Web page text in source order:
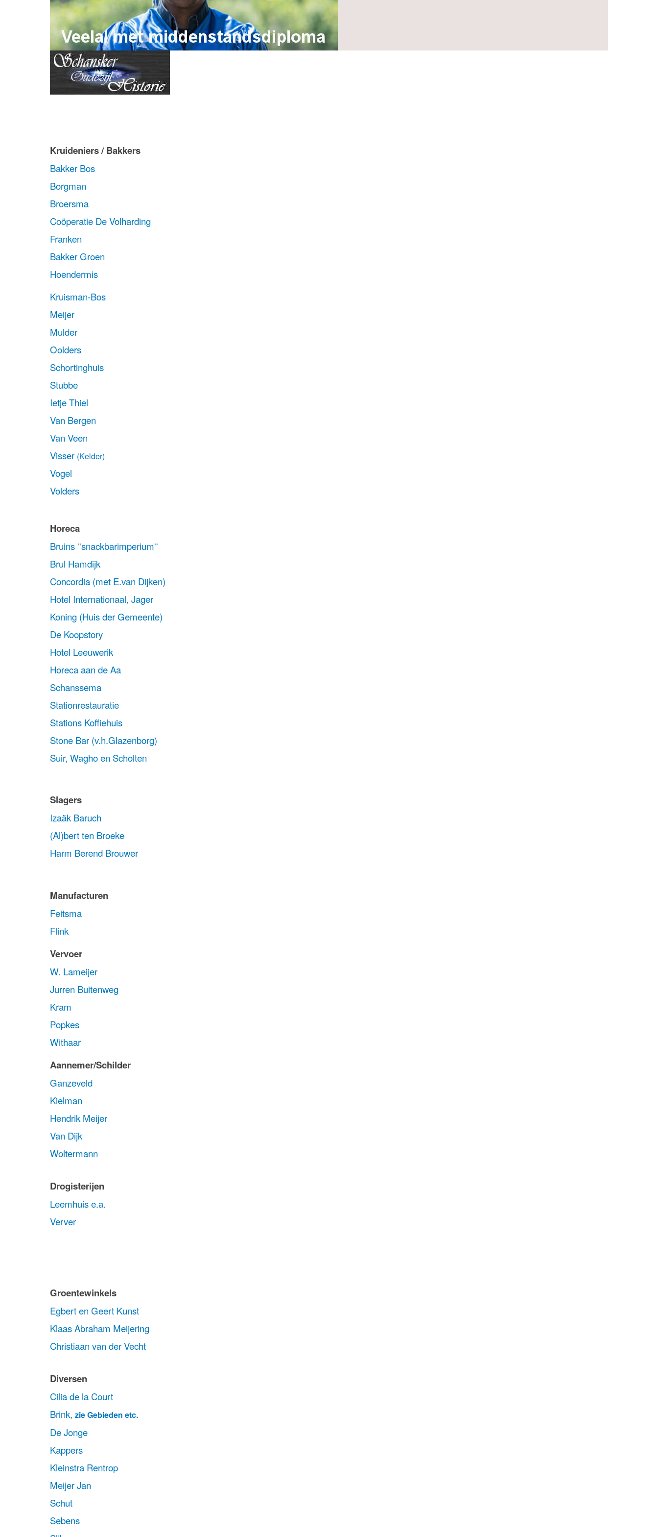
Kruideniers / Bakkers
Bakker Bos
Borgman
Broersma
Coöperatie De Volharding
Franken
Bakker Groen
Hoendermis
Kruisman-Bos
Meijer
Mulder
Oolders
Schortinghuis
Stubbe
Ietje Thiel
Van Bergen
Van Veen
Visser (Kelder)
Vogel
Volders
Horeca
Bruins ''snackbarimperium''
Brul Hamdijk
Concordia (met E.van Dijken)
Hotel Internationaal, Jager
Koning (Huis der Gemeente)
De Koopstory
Hotel Leeuwerik
Horeca aan de Aa
Schanssema
Stationrestauratie
Stations Koffiehuis
Stone Bar (v.h.Glazenborg)
Suir, Wagho en Scholten
Slagers
Izaäk Baruch
(Al)bert ten Broeke
Harm Berend Brouwer
Manufacturen
Feitsma
Flink
Vervoer
W. Lameijer
Jurren Buitenweg
Kram
Popkes
Withaar
Aannemer/Schilder
Ganzeveld
Kielman
Hendrik Meijer
Van Dijk
Woltermann
Drogisterijen
Leemhuis e.a.
Verver
Groentewinkels
Egbert en Geert Kunst
Klaas Abraham Meijering
Christiaan van der Vecht
Diversen
Cilia de la Court
Brink, zie Gebieden etc.
De Jonge
Kappers
Kleinstra Rentrop
Meijer Jan
Schut
Sebens